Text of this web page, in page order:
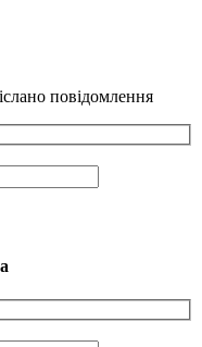
повідомлення